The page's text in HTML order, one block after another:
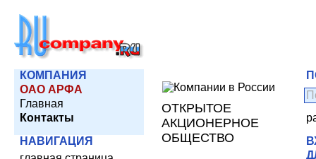
КОМПАНИЯ
ОАО АРФА
Главная
Контакты
НАВИГАЦИЯ
ОТКРЫТОЕ
АКЦИОНЕРНОЕ
ОБЩЕСТВО